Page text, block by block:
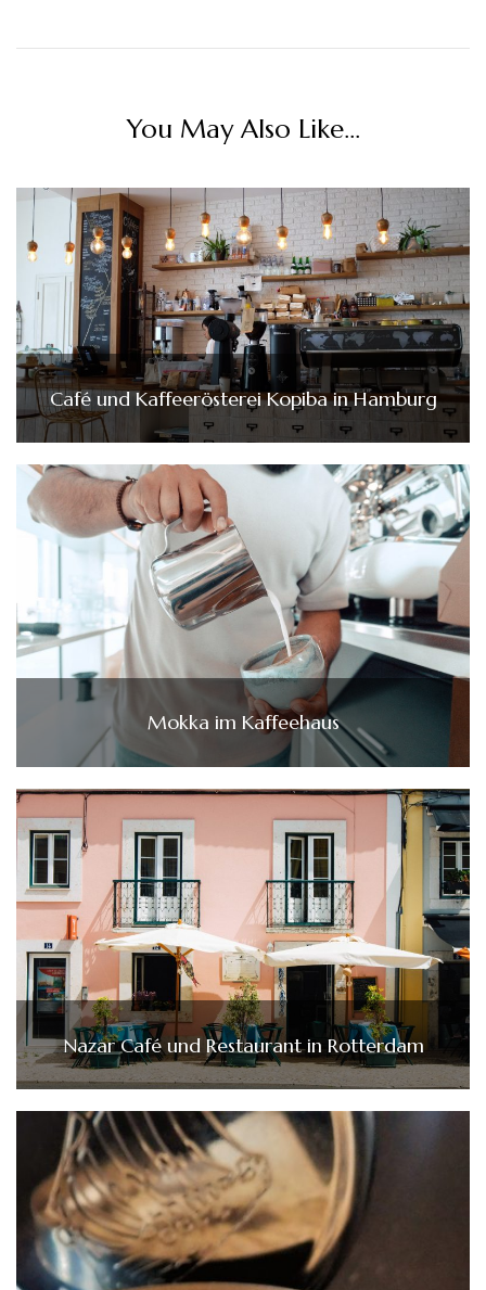
You May Also Like...
Café und Kaffeerösterei Kopiba in Hamburg
Mokka im Kaffeehaus
Nazar Café und Restaurant in Rotterdam